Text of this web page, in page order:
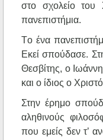
στο σχολείο
πανεπιστήμια.
Tο ένα
Eκεί σπούδασε.
Θεσβίτης, ο
και ο ίδιος ο
Στην έρημο
αληθινούς
που εμείς δεν τ’